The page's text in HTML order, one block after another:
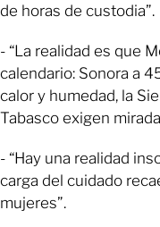
de horas de custodia”.
- “La realidad es que
calendario: Sonora a
calor y humedad, la
Tabasco exigen
- “Hay una realidad
carga del cuidado
mujeres”.